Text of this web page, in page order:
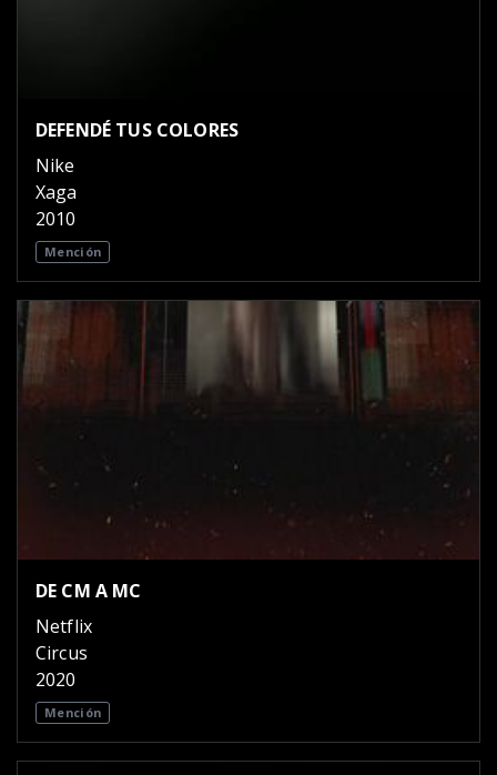
DEFENDÉ TUS COLORES
Nike
Xaga
2010
Mención
DE CM A MC
Netflix
Circus
2020
Mención